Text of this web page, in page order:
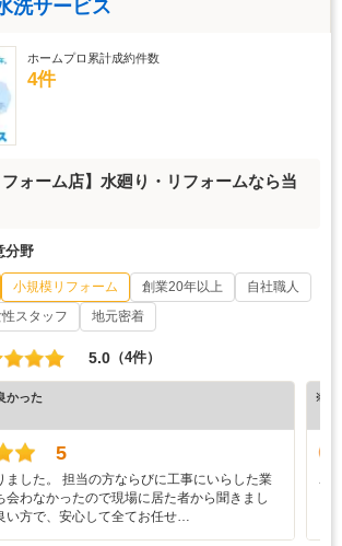
洗サービス
ホームプロ累計成約件数
4件
フォーム店】水廻り・リフォームなら当
分野
小規模リフォーム 創業20年以上
自社職人
スタッフ 地元密着
5.0 （4件）
かった
5
ました。 担当の方ならびに工事にいらした業
会わなかったので現場に居た者から聞きまし
い方で、安心して全てお任せ…
※ホ